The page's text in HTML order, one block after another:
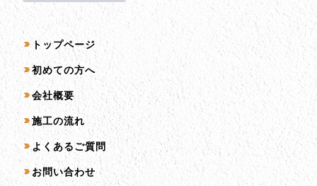
サイトマップ
トップページ
初めての方へ
会社概要
施工の流れ
よくあるご質問
お問い合わせ